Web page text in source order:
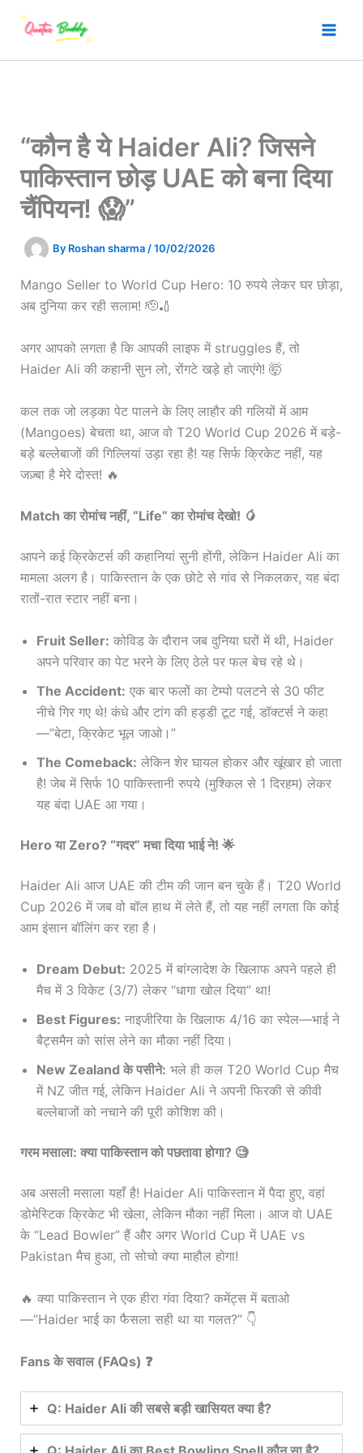
“कौन है ये Haider Ali? जिसने
पाकिस्तान छोड़ UAE को बना दिया
चैंपियन! 😱”
By Roshan sharma /10/02/2026
Mango Seller to World Cup Hero: 10 रुपये लेकर घर छोड़ा,
अब दुनिया कर रही सलाम! 🫡🏏
अगर आपको लगता है कि आपकी लाइफ में struggles हैं, तो
Haider Ali की कहानी सुन लो, रोंगटे खड़े हो जाएंगे! 🤯
कल तक जो लड़का पेट पालने के लिए लाहौर की गलियों में आम
(Mangoes) बेचता था, आज वो T20 World Cup 2026 में बड़े-
बड़े बल्लेबाजों की गिल्लियां उड़ा रहा है! यह सिर्फ क्रिकेट नहीं, यह
जज़्बा है मेरे दोस्त! 🔥
Match का रोमांच नहीं, “Life” का रोमांच देखो! 🥭
आपने कई क्रिकेटर्स की कहानियां सुनी होंगी, लेकिन Haider Ali का
मामला अलग है। पाकिस्तान के एक छोटे से गांव से निकलकर, यह बंदा
रातों-रात स्टार नहीं बना।
Fruit Seller: कोविड के दौरान जब दुनिया घरों में थी, Haider
अपने परिवार का पेट भरने के लिए ठेले पर फल बेच रहे थे।
The Accident: एक बार फलों का टेम्पो पलटने से 30 फीट
नीचे गिर गए थे! कंधे और टांग की हड्डी टूट गई, डॉक्टर्स ने कहा
—”बेटा, क्रिकेट भूल जाओ।”
The Comeback: लेकिन शेर घायल होकर और खूंखार हो जाता
है! जेब में सिर्फ 10 पाकिस्तानी रुपये (मुश्किल से 1 दिरहम) लेकर
यह बंदा UAE आ गया।
Hero या Zero? “गदर” मचा दिया भाई ने! 🌟
Haider Ali आज UAE की टीम की जान बन चुके हैं। T20 World
Cup 2026 में जब वो बॉल हाथ में लेते हैं, तो यह नहीं लगता कि कोई
आम इंसान बॉलिंग कर रहा है।
Dream Debut: 2025 में बांग्लादेश के खिलाफ अपने पहले ही
मैच में 3 विकेट (3/7) लेकर “धागा खोल दिया” था!
Best Figures: नाइजीरिया के खिलाफ 4/16 का स्पेल—भाई ने
बैट्समैन को सांस लेने का मौका नहीं दिया।
New Zealand के पसीने: भले ही कल T20 World Cup मैच
में NZ जीत गई, लेकिन Haider Ali ने अपनी फिरकी से कीवी
बल्लेबाजों को नचाने की पूरी कोशिश की।
गरम मसाला: क्या पाकिस्तान को पछतावा होगा? 🧐
अब असली मसाला यहाँ है! Haider Ali पाकिस्तान में पैदा हुए, वहां
डोमेस्टिक क्रिकेट भी खेला, लेकिन मौका नहीं मिला। आज वो UAE
के “Lead Bowler” हैं और अगर World Cup में UAE vs
Pakistan मैच हुआ, तो सोचो क्या माहौल होगा!
🔥 क्या पाकिस्तान ने एक हीरा गंवा दिया? कमेंट्स में बताओ
—”Haider भाई का फैसला सही था या गलत?” 👇
Fans के सवाल (FAQs) ❓
Q: Haider Ali की सबसे बड़ी खासियत क्या है?